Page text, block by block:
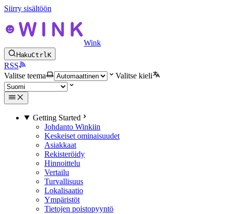
Siirry sisältöön
Wink
HakuCtrlK
RSS
Valitse teema
Valitse kieli
Getting Started
Johdanto Winkiin
Keskeiset ominaisuudet
Asiakkaat
Rekisteröidy
Hinnoittelu
Vertailu
Turvallisuus
Lokalisaatio
Ympäristöt
Tietojen poistopyyntö